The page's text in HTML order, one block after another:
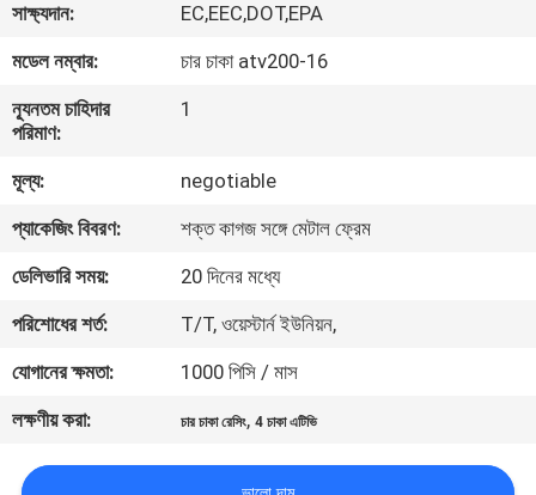
কারখানা
ভ্রমণ
নিয়ন্ত্রণ
যোগাযোগ
করুন
উদ্ধৃতির
জন্য
আবেদন
সাক্ষ্যদান:
EC,EEC,DOT,EPA
মডেল নম্বার:
চার চাকা atv200-16
ন্যূনতম চাহিদার
পরিমাণ:
1
মূল্য:
negotiable
প্যাকেজিং বিবরণ:
শক্ত কাগজ সঙ্গে মেটাল ফ্রেম
ডেলিভারি সময়:
20 দিনের মধ্যে
পরিশোধের শর্ত:
T/T, ওয়েস্টার্ন ইউনিয়ন,
যোগানের ক্ষমতা:
1000 পিসি / মাস
লক্ষণীয় করা:
চার চাকা রেসিং,4 চাকা এটিভি